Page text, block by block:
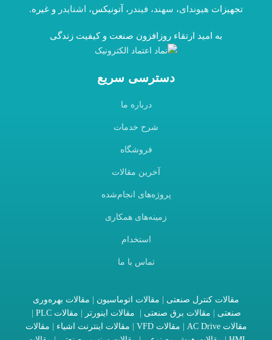
تجهیزات هیوندای، سهند، فیندر ، آتونیکس، اشنایدر و غیره.
به امید ارتقاء روزافزون صنعت و کیفیت زندگی
دسترسی سریع
درباره ما
شرح خدمات
فروشگاه
آخرین مقالات
پروژه‌های انجام‌شده
زمینه‌های همکاری
استخدام
تماس با ما
مقالات کنترل صنعتی مقالات اتوماسیون
مقالات بهره‌وری
صنعتی
مقالات برق صنعتی مقالات اینورتر مقالات PLC
مقالات AC Drive
مقالات VFD مقالات اینترنت اشیاء
مقالات